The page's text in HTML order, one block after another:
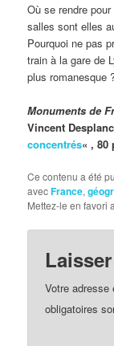
Où se rendre
salles sont elles
Pourquoi ne pas
train à la gare de
plus romanesque
Monuments de
Vincent
concentrés« , 80
Ce contenu a été
avecFrance,
Mettez-le en favori
Votre adresse
obligatoires